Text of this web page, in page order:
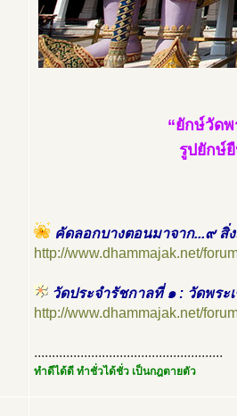
“ยักษ์วัดพ
รูปยักษ์
คัดลอกบางตอนมาจาก...๙ สิ่
http://www.dhammajak.net/
วัดประจำรัชกาลที่ ๑ : วัดพร
http://www.dhammajak.net/
.....................................................
ทำดีได้ดี ทำชั่วได้ชั่ว เป็นกฎตายตัว